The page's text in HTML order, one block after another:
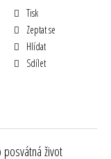
Tisk
Zeptat se
Hlídat
Sdílet
život